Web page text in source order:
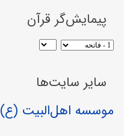
پیمایش‌گر قرآن
سایر سایت‌ها
موسسه اهل‌البیت (ع)